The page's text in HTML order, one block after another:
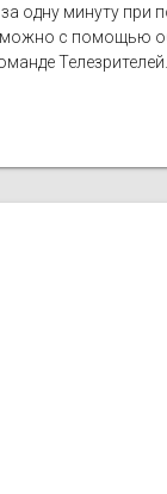
одну минуту
можно с помощью